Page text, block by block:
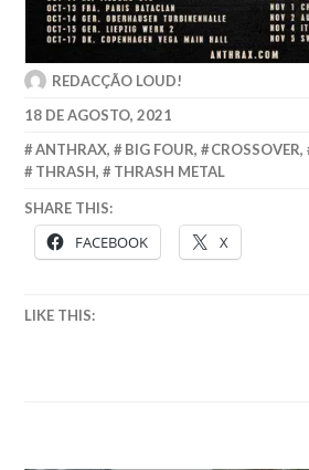
REDACÇÃO LOUD!
18 DE AGOSTO, 2021
ANTHRAX, BIG FOUR, CROSSOVER,
THRASH, THRASH METAL
SHARE THIS:
FACEBOOK X
LIKE THIS: